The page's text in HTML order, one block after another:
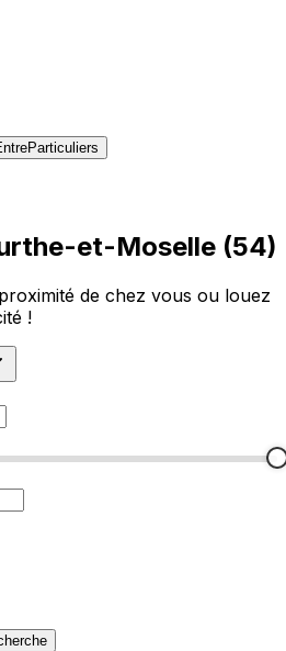
et-Moselle (54)
de chez vous ou louez
!